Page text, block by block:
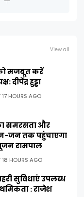
View all
मजबूत करें
दीपेंद्र हुड्डा
17 HOURS AGO
समरसता और
जन तक पहुंचाएगा
रामपाल
18 HOURS AGO
सुविधाएं उपलब्ध
: राजेश